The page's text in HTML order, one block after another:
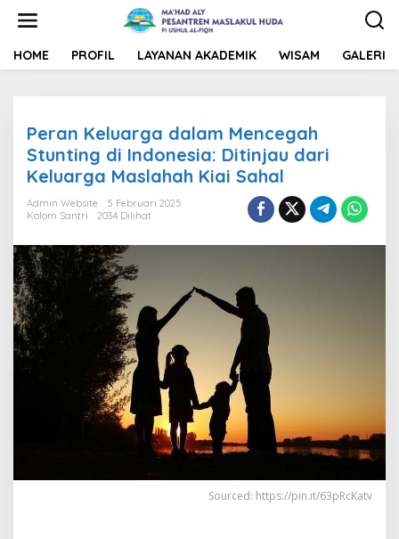
t
HOME PROFIL LAYANAN AKADEMIK WISAM GALERI
Peran Keluarga dalam Mencegah
Stunting di Indonesia: Ditinjau dari
Keluarga Maslahah Kiai Sahal
Admin Website
5 Februari 2025
Kolom Santri
2034 Dilihat
Sourced: https://pin.it/63pRcKatv